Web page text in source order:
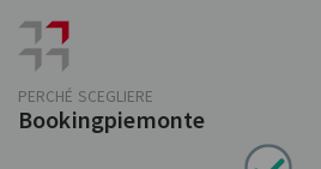
PERCHÉ SCEGLIERE
Bookingpiemonte